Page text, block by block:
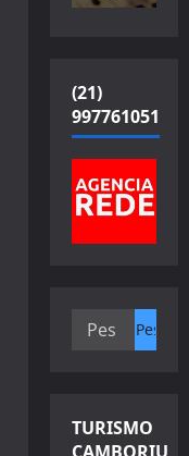
(21)
997761051
Pesquisar
TURISMO